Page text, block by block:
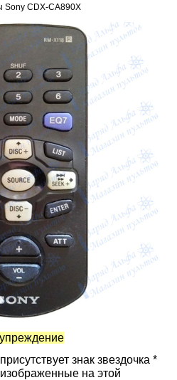
Sony CDX-CA890X
знак звездочка *
изображенные на этой